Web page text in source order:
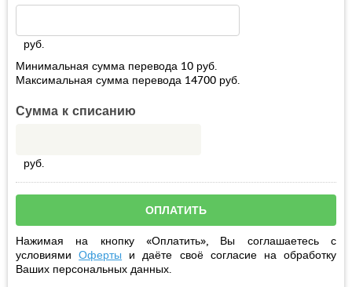
руб.
Минимальная сумма перевода 10 руб.
Максимальная сумма перевода 14700 руб.
Сумма к списанию
руб.
Нажимая на кнопку «Оплатить», Вы соглашаетесь с
условиямиОферты и даёте своё согласиена обработку
Ваших персональных данных.